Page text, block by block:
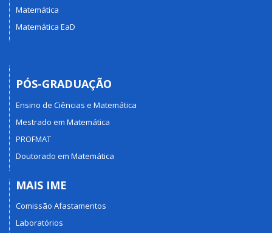
Matemática
Matemática EaD
PÓS-GRADUAÇÃO
Ensino de Ciências e Matemática
Mestrado em Matemática
PROFMAT
Doutorado em Matemática
MAIS IME
Comissão Afastamentos
Laboratórios